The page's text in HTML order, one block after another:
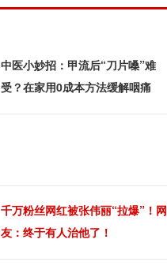
中医小妙招：甲流后“刀片嗓”难
受？在家用0成本方法缓解咽痛
千万粉丝网红被张伟丽“拉爆”！网
友：终于有人治他了！